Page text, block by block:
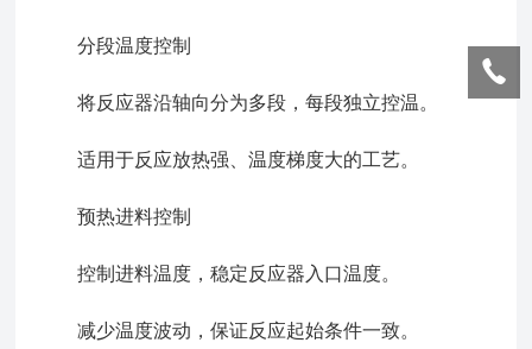
分段温度控制
将反应器沿轴向分为多段，每段独立控温。
适用于反应放热强、温度梯度大的工艺。
预热进料控制
控制进料温度，稳定反应器入口温度。
减少温度波动，保证反应起始条件一致。